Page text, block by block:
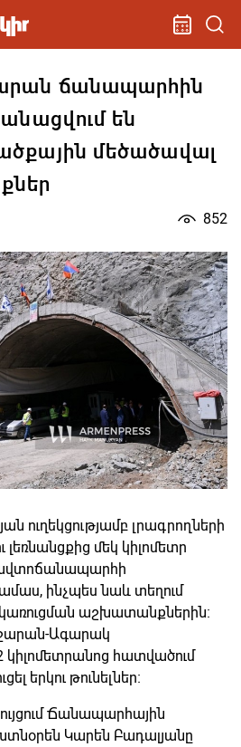
ճանապարհին
են
մեծածավալ
852
ուղեկցությամբ լրագրողների
լեռնանցքից մեկ կիլոմետր
ինչպես նաև տեղում
աշխատանքներին։
Ագարակ
հատվածում
երկու թունելներ։
Ճանապարհային
Կարեն Բադալյանը